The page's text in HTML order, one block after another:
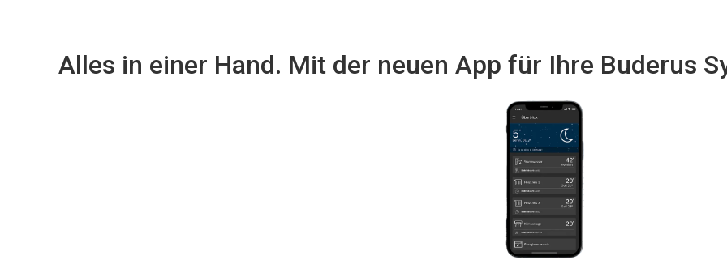
Alles in einer Hand. Mit der neuen App für Ihre Buderus